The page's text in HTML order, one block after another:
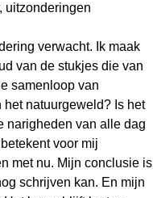
uitzonderingen
verwacht. Ik maak
van de stukjes die van
samenloop van
natuurgeweld? Is het
narigheden van alle dag
voor mij
met nu. Mijn conclusie is
schrijven kan. En mijn